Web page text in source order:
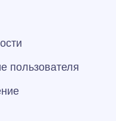
пользователя